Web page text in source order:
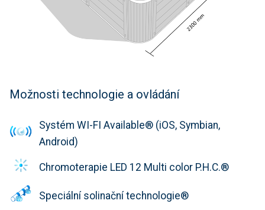
Možnosti technologie a ovládání
Systém WI-FI Available® (iOS, Symbian,
Android)
Chromoterapie LED 12 Multi color P.H.C.®
Speciální solinační technologie®